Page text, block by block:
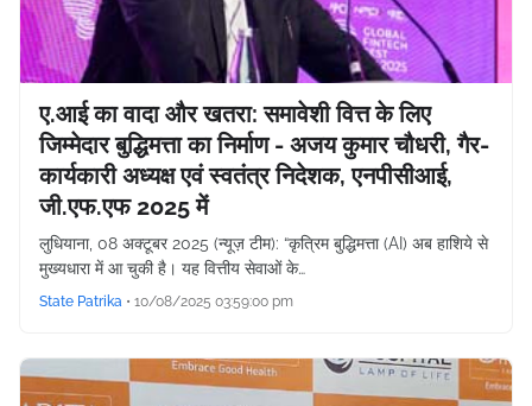
ए.आई का वादा और खतरा: समावेशी वित्त के लिए
जिम्मेदार बुद्धिमत्ता का निर्माण - अजय कुमार चौधरी, गैर-
कार्यकारी अध्यक्ष एवं स्वतंत्र निदेशक, एनपीसीआई,
जी.एफ.एफ 2025 में
लुधियाना, 08 अक्टूबर 2025 (न्यूज़ टीम): “कृत्रिम बुद्धिमत्ता (AI) अब हाशिये से
मुख्यधारा में आ चुकी है। यह वित्तीय सेवाओं के…
State Patrika • 10/08/2025 03:59:00 pm